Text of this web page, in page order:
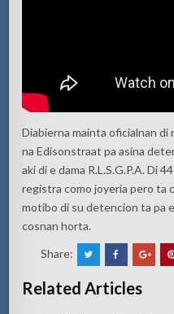
Diabierna mainta oficialnan
na Edisonstraat pa asina
aki di e dama R.L.S.G.P.A. Di
registra como joyeria pero ta
motibo di su detencion ta pa
cosnan horta.
Share:
Related Articles